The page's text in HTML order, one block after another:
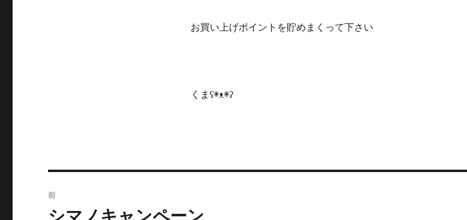
お買い上げポイントを貯めまくって下さい
くまʕ◉ᴥ◉ʔ
稿
前
前
シマノキャンペーン